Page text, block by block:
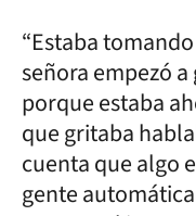
“Estaba
señora empezó
porque estaba
que gritaba
cuenta que algo
gente